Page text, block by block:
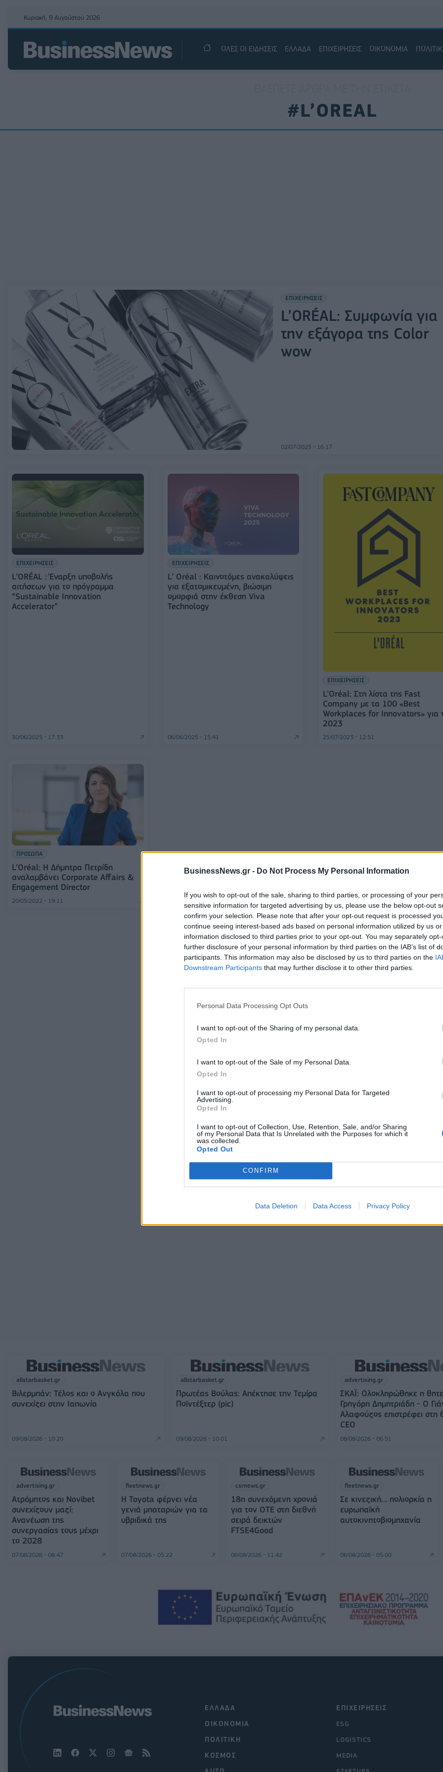
BusinessNews.gr - Do Not Process My Personal Information
If you wish to opt-out of the sale, sharing to third parties, or processing of your
sensitive information for targeted advertising by us, please use the below opt-out
confirm your selection. Please note that after your opt-out request is processed
continue seeing interest-based ads based on personal information utilized by us
information disclosed to third parties prior to your opt-out. You may separately
further disclosure of your personal information by third parties on the IAB’s list of
participants. This information may also be disclosed by us to third parties on the
Downstream Participants that may further disclose it to other third parties.
Personal Data Processing Opt Outs
I want to opt-out of the Sharing of my personal data.
Opted In
I want to opt-out of the Sale of my Personal Data.
Opted In
I want to opt-out of processing my Personal Data for Targeted
Advertising.
Opted In
I want to opt-out of Collection, Use, Retention, Sale, and/or Sharing
of my Personal Data that Is Unrelated with the Purposes for which it
was collected.
Opted Out
CONFIRM
Data Deletion Data Access Privacy Policy
Κυριακή, 9 Αυγούστου 2026
ΟΛΕΣ ΟΙ ΕΙΔΗΣΕΙΣ ΕΛΛΑΔΑ ΕΠΙΧΕΙΡΗΣΕΙΣ ΟΙΚΟΝΟΜΙΑ
#L’OREAL
ΕΠΙΧΕΙΡΗΣΕΙΣ
L’ORÉAL: Συμφωνία για
την εξάγορα της Color
wow
02/07/2025 - 16:17
ΕΠΙΧΕΙΡΗΣΕΙΣ
L’ORÉAL : Έναρξη υποβολής
αιτήσεων για το πρόγραμμα
“Sustainable Innovation
Accelerator”
30/06/2025 - 17:33
ΕΠΙΧΕΙΡΗΣΕΙΣ
L’ Oréal : Καινοτόμες ανακαλύψεις
για εξατομικευμένη, βιώσιμη
ομορφιά στην έκθεση Viva
Technology
06/06/2025 - 15:41
ΕΠΙΧΕΙΡΗΣΕΙΣ
L’Oréal: Στη λίστα της Fast
Company με τα 100 «Best
Workplaces for Innovators» για
2023
25/07/2023 - 12:51
ΠΡΟΣΩΠΑ
L’Oréal: Η Δήμητρα Πετρίδη
αναλαμβάνει Corporate Affairs &
Engagement Director
20/05/2022 - 19:11
allstarbasket.gr
Βιλερμπάν: Τέλος και ο Ανγκόλα που
συνεχίζει στην Ιαπωνία
09/08/2026 - 10:20
allstarbasket.gr
Πρωτέας Βούλας: Απέκτησε την Τεμίρα
Ποϊντέξτερ (pic)
09/08/2026 - 10:01
advertising.gr
ΣΚΑΪ: Ολοκληρώθηκε η
Γρηγόρη Δημητριάδη - Ο
Αλαφούζος επιστρέφει στη
CEO
08/08/2026 - 06:51
advertising.gr
Ατρόμητος και Novibet
συνεχίζουν μαζί:
Ανανέωση της
συνεργασίας τους μέχρι
το 2028
07/08/2026 - 08:47
fleetnews.gr
Η Toyota φέρνει νέα
γενιά μπαταριών για τα
υβριδικά της
07/08/2026 - 05:22
csrnews.gr
18η συνεχόμενη χρονιά
για τον ΟΤΕ στη διεθνή
σειρά δεικτών
FTSE4Good
06/08/2026 - 11:42
fleetnews.gr
Σε κινεζική… πολιορκία η
ευρωπαϊκή
αυτοκινητοβιομηχανία
06/08/2026 - 05:00
ΕΠΙΧΕΙΡΗΣΕΙΣ
ESG
LOGISTICS
MEDIA
ΕΛΛΑΔΑ
ΟΙΚΟΝΟΜΙΑ
ΠΟΛΙΤΙΚΗ
ΚΟΣΜΟΣ